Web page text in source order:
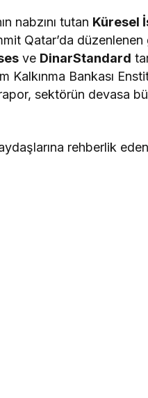
nabzını tutan Küresel
Qatar’da
ve DinarStandard
Kalkınma Bankası
sektörün devasa
rehberlik